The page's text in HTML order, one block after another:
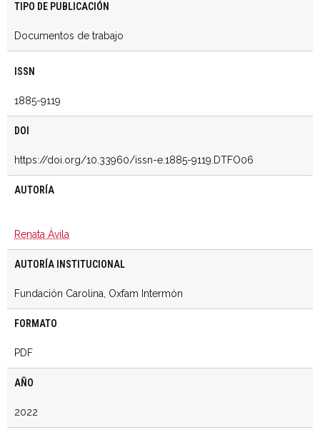
TIPO DE PUBLICACIÓN
Documentos de trabajo
ISSN
1885-9119
DOI
https://doi.org/10.33960/issn-e.1885-9119.DTFO06
AUTORÍA
Renata Ávila
AUTORÍA INSTITUCIONAL
Fundación Carolina, Oxfam Intermón
FORMATO
PDF
AÑO
2022